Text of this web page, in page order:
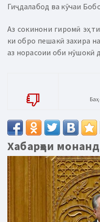
Гиҷдалабод ва кӯчаи
Аз сокинони гиромӣ
ки обро пешакӣ захира
аз норасоии оби нӯшокӣ
Хабарҳои монанд